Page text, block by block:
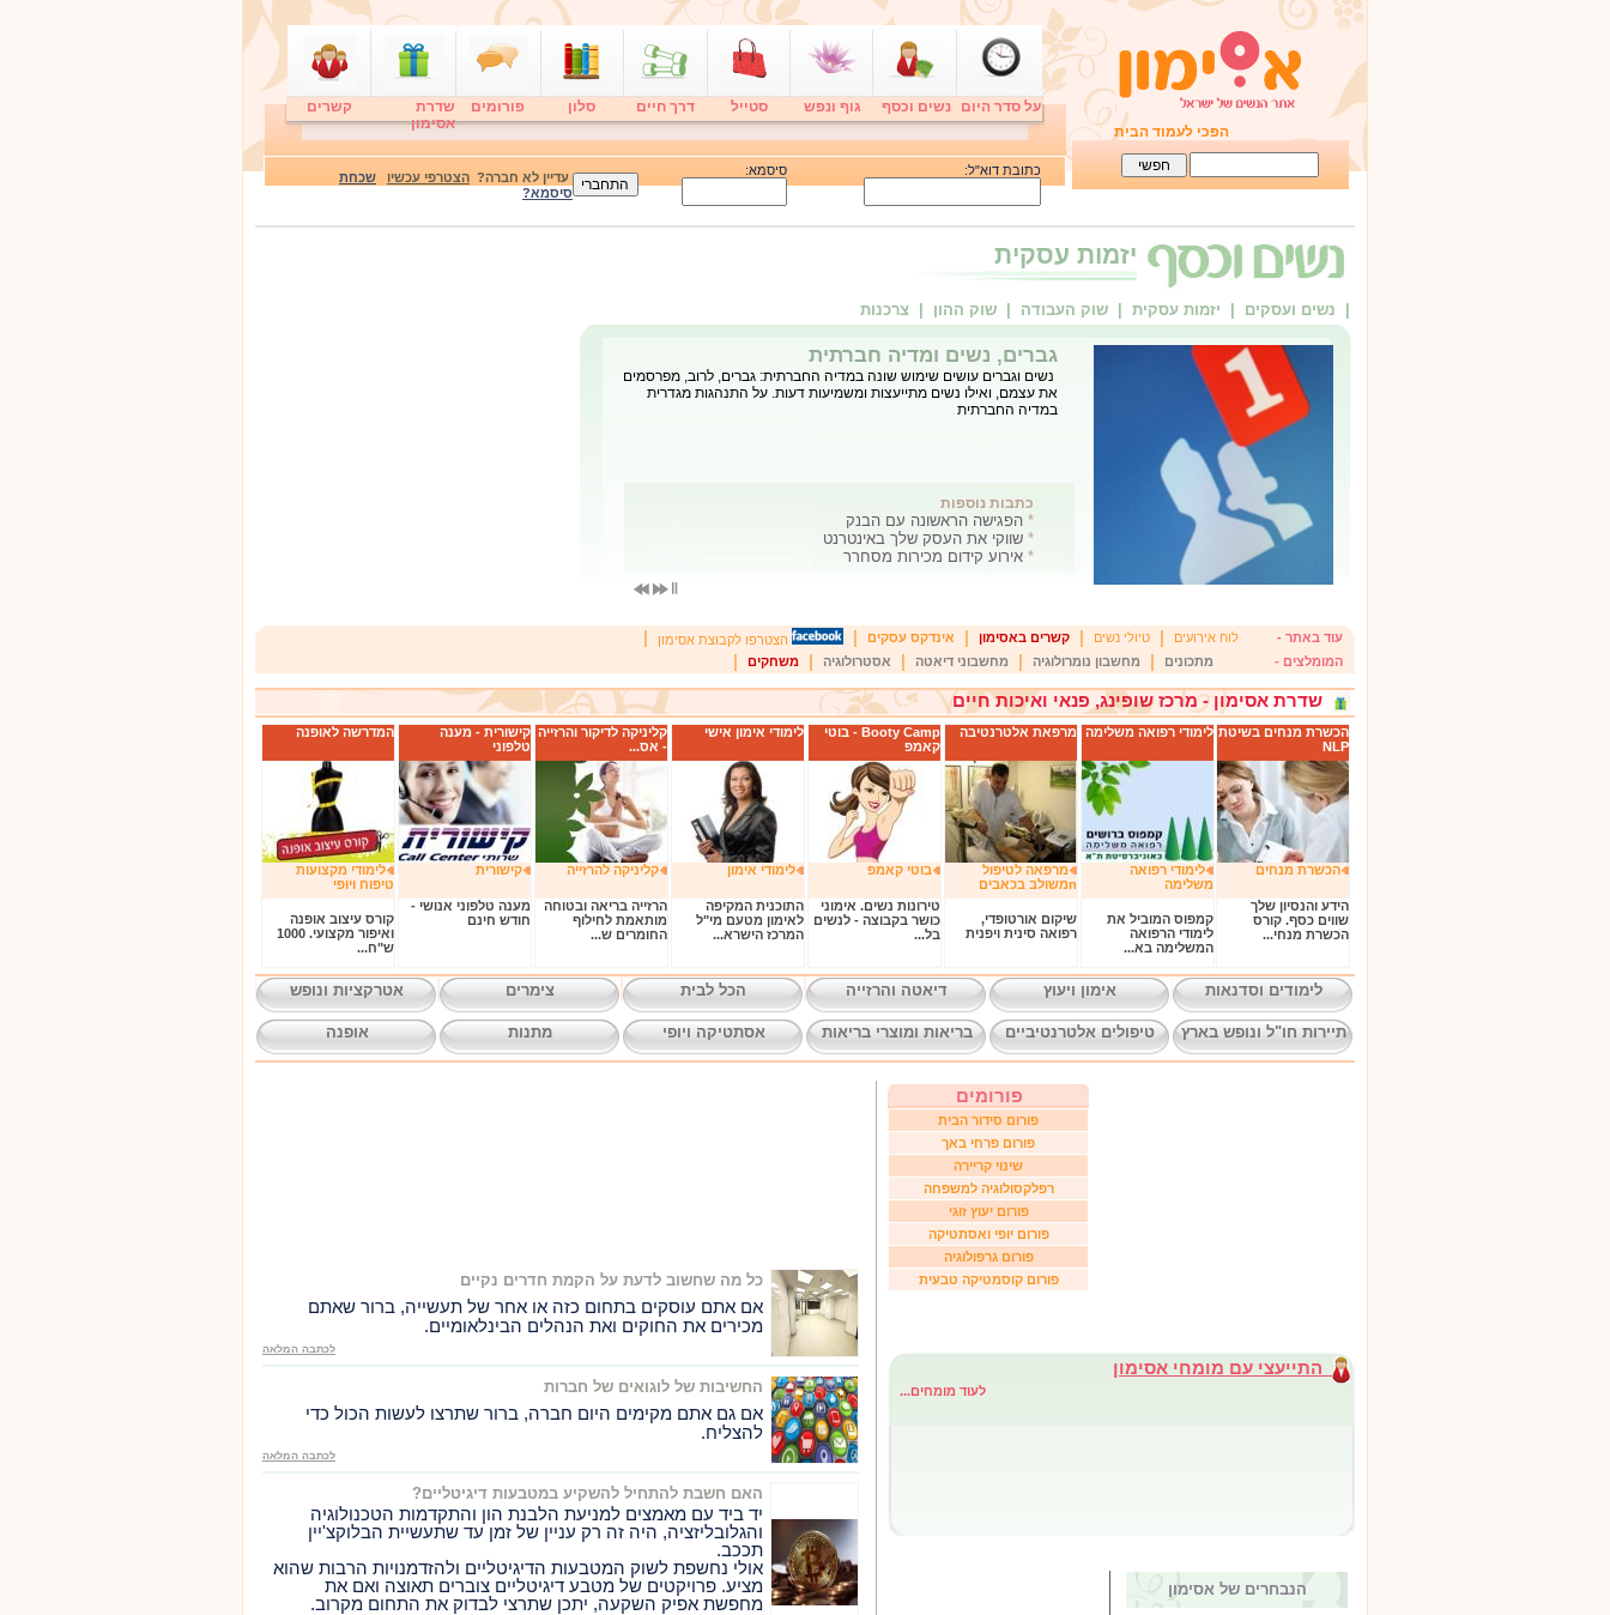
הפכי לעמוד הבית
על סדר היום נשים וכסף גוף ונפש סטייל דרך חיים סלון פורומים
שדרת
אסימון
קשרים
כתובת דוא"ל: סיסמא: עדיין לא חברה? הצטרפי עכשיו
שכחת
סיסמא?
יזמות עסקית
| נשים ועסקים | יזמות עסקית | שוק העבודה | שוק ההון | צרכנות
גברים, נשים ומדיה חברתית
נשים וגברים עושים שימוש שונה במדיה החברתית: גברים, לרוב, מפרסמים
את עצמם, ואילו נשים מתייעצות ומשמיעות דעות. על התנהגות מגדרית
במדיה החברתית
כתבות נוספות
* הפגישה הראשונה עם הבנק
* שווקי את העסק שלך באינטרנט
* אירוע קידום מכירות מסחרר
עוד באתר - לוח אירועים טיולי נשים קשרים באסימון אינדקס עסקים הצטרפו לקבוצת אסימון
המומלצים - מתכונים מחשבון נומרולוגיה מחשבוני דיאטה אסטרולוגיה משחקים
שדרת אסימון - מרכז שופינג, פנאי ואיכות חיים
הכשרת מנחים בשיטת
NLP
הכשרת מנחים
הידע והנסיון שלך
שווים כסף. קורס
הכשרת מנחי...
לימודי רפואה משלימה
לימודי רפואה
משלימה
קמפוס המוביל את
לימודי הרפואה
המשלימה בא...
מרפאת אלטרנטיבה
מרפאה לטיפול
nמשולב בכאבים
שיקום אורטופדי,
רפואה סינית ויפנית
Booty Camp - בוטי
קאמפ
בוטי קאמפ
טירונות נשים. אימוני
כושר בקבוצה - לנשים
בל...
לימודי אימון אישי
לימודי אימון
התוכנית המקיפה
לאימון מטעם מי"ל
המרכז הישרא...
קליניקה לדיקור והרזייה
- אס...
קליניקה להרזייה
הרזייה בריאה ובטוחה
מותאמת לחילוף
החומרים ש...
קישורית - מענה
טלפוני
קישורית
מענה טלפוני אנושי -
חודש חינם
המדרשה לאופנה
לימודי מקצועות
טיפוח ויופי
קורס עיצוב אופנה
ואיפור מקצועי. 1000
ש"ח...
לימודים וסדנאות אימון ויעוץ דיאטה והרזייה הכל לבית צימרים אטרקציות ונופש
תיירות חו"ל ונופש בארץ טיפולים אלטרנטיביים בריאות ומוצרי בריאות אסתטיקה ויופי מתנות אופנה
פורומים
פורום סידור הבית
פורום פרחי באך
שינוי קריירה
רפלקסולוגיה למשפחה
פורום יעוץ זוגי
פורום יופי ואסתטיקה
פורום גרפולוגיה
פורום קוסמטיקה טבעית
התייעצי עם מומחי אסימון
לעוד מומחים...
הנבחרים של אסימון
כל מה שחשוב לדעת על הקמת חדרים נקיים
אם אתם עוסקים בתחום כזה או אחר של תעשייה, ברור שאתם
מכירים את החוקים ואת הנהלים הבינלאומיים.
לכתבה המלאה
החשיבות של לוגואים של חברות
אם גם אתם מקימים היום חברה, ברור שתרצו לעשות הכול כדי
להצליח.
לכתבה המלאה
האם חשבת להתחיל להשקיע במטבעות דיגיטליים?
יד ביד עם מאמצים למניעת הלבנת הון והתקדמות הטכנולוגיה
והגלובליזציה, היה זה רק עניין של זמן עד שתעשיית הבלוקצ'יין
תככב.
אולי נחשפת לשוק המטבעות הדיגיטליים ולהזדמנויות הרבות שהוא
מציע. פרויקטים של מטבע דיגיטליים צוברים תאוצה ואם את
מחפשת אפיק השקעה, יתכן שתרצי לבדוק את התחום מקרוב.